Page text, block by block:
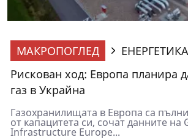
МАКРОПОГЛЕД
ЕНЕРГЕТИКА
Рискован ход: Европа планира
газ в Украйна
Газохранилищата в Европа са
от капацитета си, сочат данните на
Infrastructure Europe...